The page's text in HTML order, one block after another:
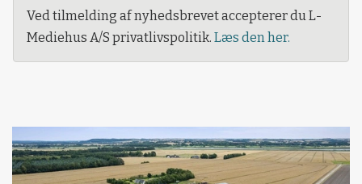
Ved tilmelding af nyhedsbrevet accepterer du L-
Mediehus A/S privatlivspolitik. Læs den her.